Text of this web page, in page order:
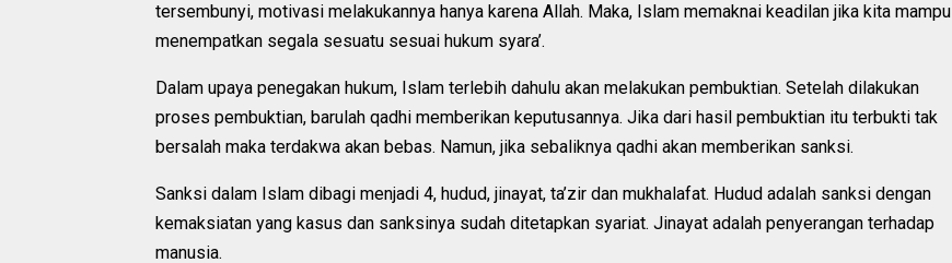
tersembunyi, motivasi melakukannya hanya karena Allah. Maka, Islam memaknai keadilan jika kita mampu
menempatkan segala sesuatu sesuai hukum syara’.
Dalam upaya penegakan hukum, Islam terlebih dahulu akan melakukan pembuktian. Setelah dilakukan
proses pembuktian, barulah qadhi memberikan keputusannya. Jika dari hasil pembuktian itu terbukti tak
bersalah maka terdakwa akan bebas. Namun, jika sebaliknya qadhi akan memberikan sanksi.
Sanksi dalam Islam dibagi menjadi 4, hudud, jinayat, ta’zir dan mukhalafat. Hudud adalah sanksi dengan
kemaksiatan yang kasus dan sanksinya sudah ditetapkan syariat. Jinayat adalah penyerangan terhadap
manusia.